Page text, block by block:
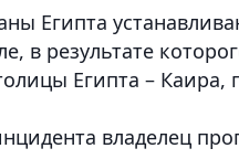
Египта
в результате
Египта – Каира,
владелец